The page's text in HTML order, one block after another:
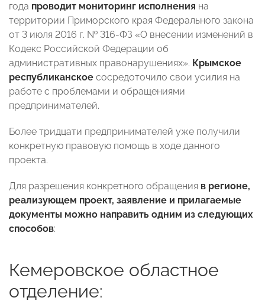
года проводит мониторинг исполнения на
территории Приморского края Федерального закона
от 3 июля 2016 г. № 316-ФЗ «О внесении изменений в
Кодекс Российской Федерации об
административных правонарушениях». Крымское
республиканское сосредоточило свои усилия на
работе с проблемами и обращениями
предпринимателей.
Более тридцати предпринимателей уже получили
конкретную правовую помощь в ходе данного
проекта.
Для разрешения конкретного обращения в регионе,
реализующем проект, заявление и прилагаемые
документы можно направить одним из следующих
способов:
Кемеровское областное
отделение: